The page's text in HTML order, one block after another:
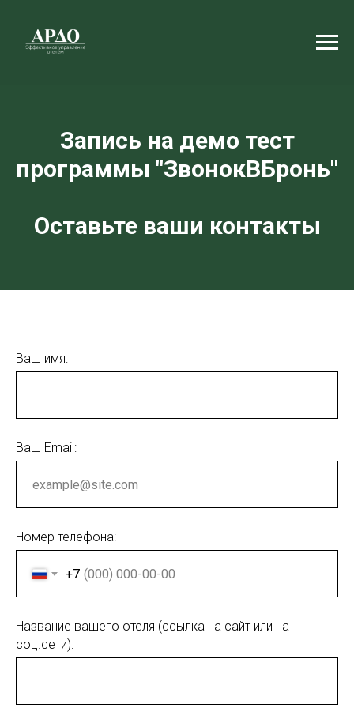
Запись на демо тест
программы "ЗвонокВБронь"
Оставьте ваши контакты
Ваш имя:
Ваш Email:
Номер телефона:
+7
Название вашего отеля (ссылка на сайт или на
соц.сети):